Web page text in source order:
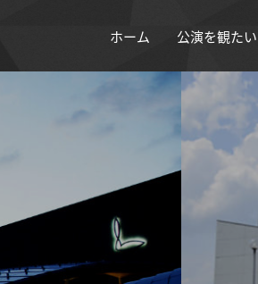
ホーム 公演を観たい